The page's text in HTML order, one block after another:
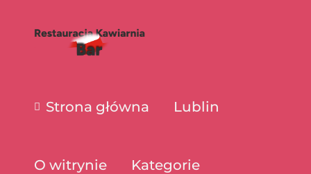
Strona główna Lublin
O witrynie Kategorie